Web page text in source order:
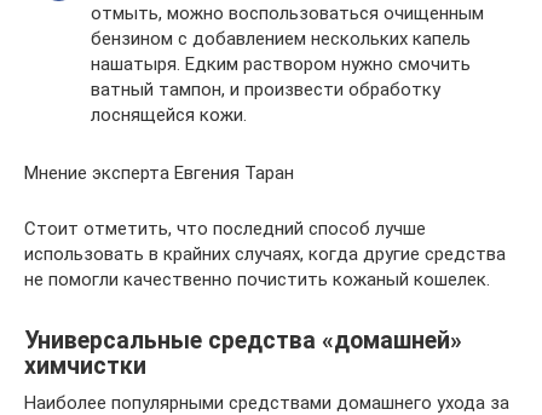
отмыть, можно воспользоваться очищенным
бензином с добавлением нескольких капель
нашатыря. Едким раствором нужно смочить
ватный тампон, и произвести обработку
лоснящейся кожи.
Мнение эксперта Евгения Таран
Стоит отметить, что последний способ лучше
использовать в крайних случаях, когда другие средства
не помогли качественно почистить кожаный кошелек.
Универсальные средства «домашней»
химчистки
Наиболее популярными средствами домашнего ухода за